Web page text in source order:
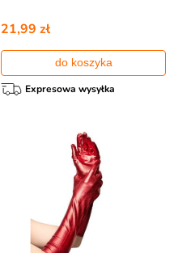
21,99 zł
do koszyka
Expresowa wysyłka